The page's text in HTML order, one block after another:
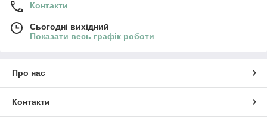
Контакти
Сьогодні вихідний
Показати весь графік роботи
Про нас
Контакти